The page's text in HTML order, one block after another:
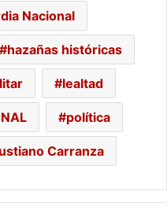
Nacional
hazañas históricas
lealtad
política
Carranza